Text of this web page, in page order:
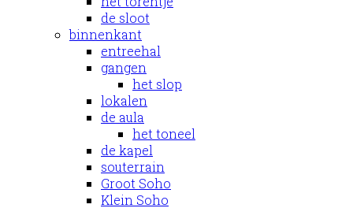
de sloot
binnenkant
entreehal
gangen
het slop
lokalen
de aula
het toneel
de kapel
souterrain
Groot Soho
Klein Soho